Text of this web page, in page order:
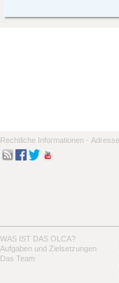
Rechtliche Informationen -
WAS IST DAS OLCA?
Aufgaben und Zielsetzungen
Das Team